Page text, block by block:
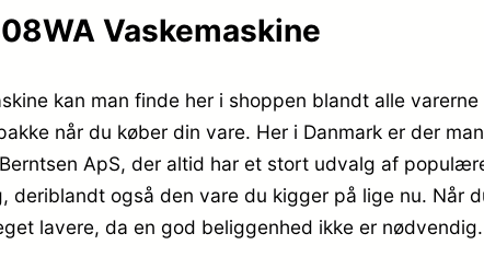
Vaskemaskine
kan man finde her i shoppen blandt alle
når du køber din vare. Her i Danmark er der
ApS, der altid har et stort udvalg af
deriblandt også den vare du kigger på lige nu. Når
lavere, da en god beliggenhed ikke er nødvendig.